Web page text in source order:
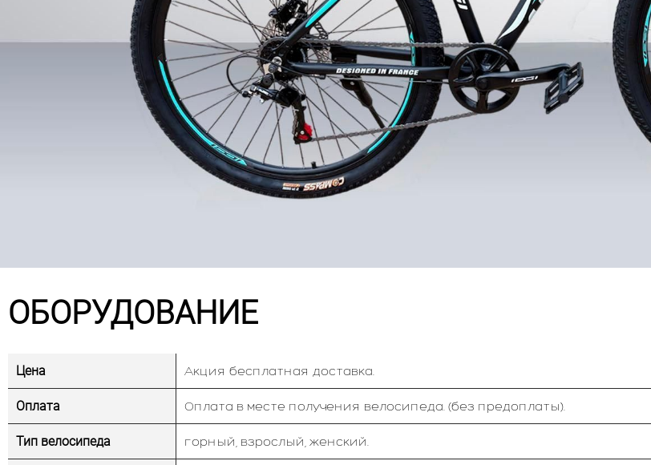
ОБОРУДОВАНИЕ
Цена Акция бесплатная доставка.
Оплата Оплата в месте получения велосипеда. (без предоплаты).
Тип велосипеда горный, взрослый, женский.